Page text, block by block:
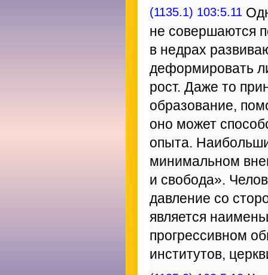
(1135.1) 103:5.11
не совершаются
в недрах
деформировать
рост. Даже то
образование,
оно может
опыта.
минимальном
и свобода».
давление со
является
прогрессивном
институтов,